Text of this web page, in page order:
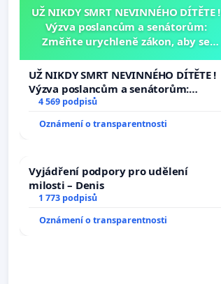
UŽ NIKDY SMRT NEVINNÉHO DÍTĚTE !
Výzva poslancům a senátorům:
Změňte urychleně zákon, aby se
opakovat!
UŽ NIKDY SMRT NEVINNÉHO DÍTĚTE !
Výzva poslancům a senátorům:
Změňte urychleně zákon, aby se
tragédie malé Viktorky už nemohla
opakovat!
4 569 podpisů
Oznámení o transparentnosti
Vyjádření podpory pro udělení
milosti – Denis
1 773 podpisů
Oznámení o transparentnosti